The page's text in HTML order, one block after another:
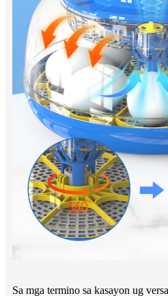
Sa mga termino sa kasayon ​​​​ug